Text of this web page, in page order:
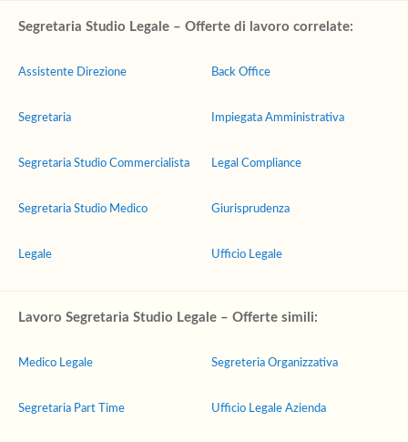
Segretaria Studio Legale – Offerte di lavoro correlate:
Assistente Direzione
Segretaria
Segretaria Studio Commercialista
Segretaria Studio Medico
Legale
Back Office
Impiegata Amministrativa
Legal Compliance
Giurisprudenza
Ufficio Legale
Lavoro Segretaria Studio Legale – Offerte simili:
Medico Legale
Segretaria Part Time
Segreteria Organizzativa
Ufficio Legale Azienda